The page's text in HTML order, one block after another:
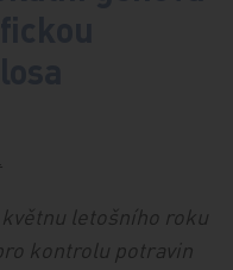
letošního roku
kontrolu potravin